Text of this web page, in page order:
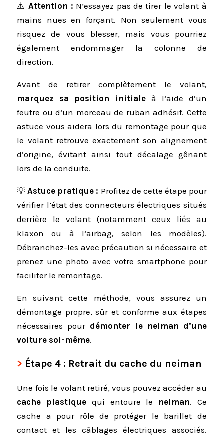
⚠️Attention : N’essayez pas de tirer le volant à
mains nues en forçant. Non seulement vous
risquez de vous blesser, mais vous pourriez
également endommager la colonne de
direction.
Avant de retirer complètement le volant,
marquez sa position initialeà l’aide d’un
feutre ou d’un morceau de ruban adhésif. Cette
astuce vous aidera lors du remontage pour que
le volant retrouve exactement son alignement
d’origine, évitant ainsi tout décalage gênant
lors de la conduite.
💡Astuce pratique : Profitez de cette étape pour
vérifier l’état des connecteurs électriques situés
derrière le volant (notamment ceux liés au
klaxon ou à l’airbag, selon les modèles).
Débranchez-les avec précaution si nécessaire et
prenez une photo avec votre smartphone pour
faciliter le remontage.
En suivant cette méthode, vous assurez un
démontage propre, sûr et conforme aux étapes
nécessaires pour démonter le neiman d’une
voiture soi-même.
Étape 4 : Retrait du cache du neiman
Une fois le volant retiré, vous pouvez accéder au
cache plastiquequi entoure le neiman. Ce
cache a pour rôle de protéger le barillet de
contact et les câblages électriques associés.